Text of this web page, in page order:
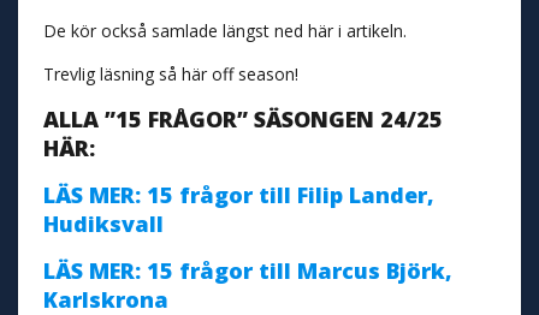
De kör också samlade längst ned här i artikeln.
Trevlig läsning så här off season!
ALLA ”15 FRÅGOR” SÄSONGEN 24/25
HÄR:
LÄS MER: 15 frågor till Filip Lander,
Hudiksvall
LÄS MER: 15 frågor till Marcus Björk,
Karlskrona